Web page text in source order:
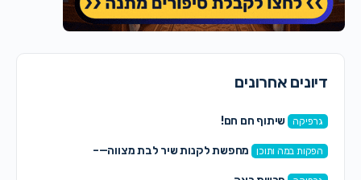
דיונים אחרונים
גרפיקה שיתוף חם חם!
הפקות במה ותוכן מחפשת לקנות שיר לבת מצווה—–